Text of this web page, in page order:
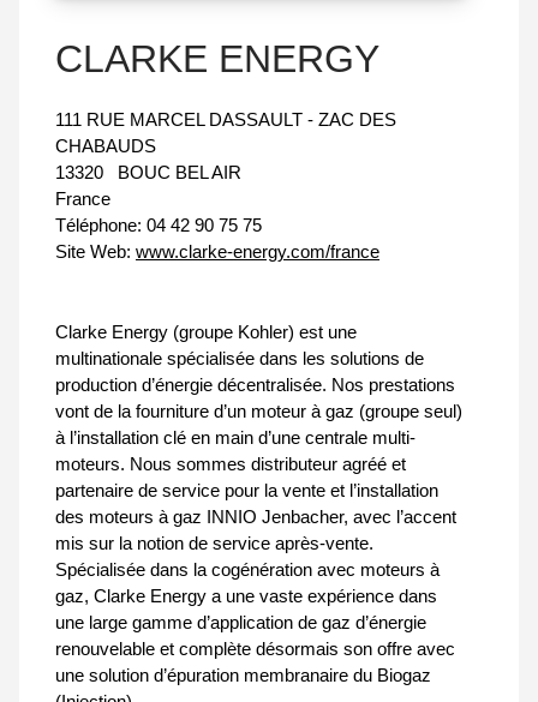
CLARKE ENERGY
111 RUE MARCEL DASSAULT - ZAC DES
CHABAUDS
13320
BOUC BEL AIR
France
Téléphone: 04 42 90 75 75
Site Web: www.clarke-energy.com/france
Clarke Energy (groupe Kohler) est une
multinationale spécialisée dans les solutions de
production d’énergie décentralisée. Nos prestations
vont de la fourniture d’un moteur à gaz (groupe seul)
à l’installation clé en main d’une centrale multi-
moteurs. Nous sommes distributeur agréé et
partenaire de service pour la vente et l’installation
des moteurs à gaz INNIO Jenbacher, avec l’accent
mis sur la notion de service après-vente.
Spécialisée dans la cogénération avec moteurs à
gaz, Clarke Energy a une vaste expérience dans
une large gamme d’application de gaz d’énergie
renouvelable et complète désormais son offre avec
une solution d’épuration membranaire du Biogaz